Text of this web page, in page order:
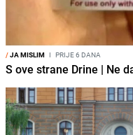
/JA MISLIM I PRIJE 6 DANA
S ove strane Drine | Ne